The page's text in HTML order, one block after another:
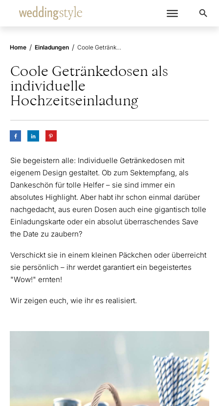
Home / Einladungen / Coole Getränkedosen als individuelle Hochzeitseinladung
Coole Getränkedosen als
individuelle
Hochzeitseinladung
Sie begeistern alle: Individuelle Getränkedosen mit
eigenem Design gestaltet. Ob zum Sektempfang, als
Dankeschön für tolle Helfer – sie sind immer ein
absolutes Highlight. Aber habt ihr schon einmal darüber
nachgedacht, aus euren Dosen auch eine gigantisch tolle
Einladungskarte oder ein absolut überraschendes Save
the Date zu zaubern?
Verschickt sie in einem kleinen Päckchen oder überreicht
sie persönlich – ihr werdet garantiert ein begeistertes
"Wow!" ernten!
Wir zeigen euch, wie ihr es realisiert.